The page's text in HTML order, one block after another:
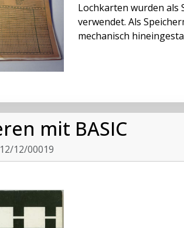
Lochkarten wurden als
verwendet. Als
mechanisch
mit BASIC
12/00019